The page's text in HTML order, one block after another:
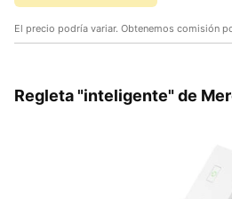
El precio podría variar. Obtenemos comisión
Regleta "inteligente" de